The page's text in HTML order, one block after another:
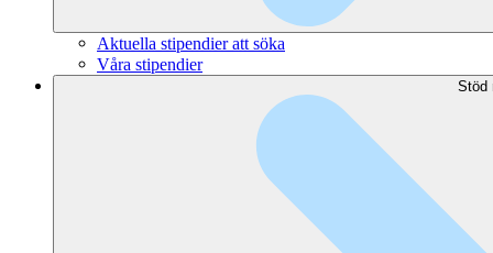
Aktuella stipendier att söka
Våra stipendier
Stöd